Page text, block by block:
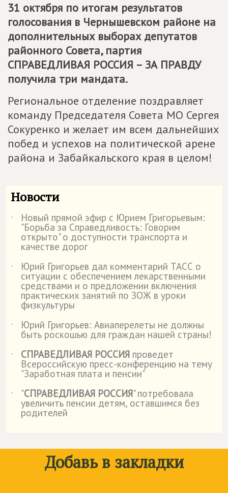
31 октября по итогам результатов
голосования в Чернышевском районе на
дополнительных выборах депутатов
районного Совета, партия
СПРАВЕДЛИВАЯ РОССИЯ – ЗА ПРАВДУ
получила три мандата.
Региональное отделение поздравляет
команду Председателя Совета МО Сергея
Сокуренко и желает им всем дальнейших
побед и успехов на политической арене
района и Забайкальского края в целом!
Новости
˙ Новый прямой эфир с Юрием Григорьевым:
"Борьба за Справедливость: Говорим
открыто" о доступности транспорта и
качестве дорог
˙
Юрий Григорьев дал комментарий ТАСС о
ситуации с обеспечением лекарственными
средствами и о предложении включения
практических занятий по ЗОЖ в уроки
физкультуры
˙
Юрий Григорьев: Авиаперелеты не должны
быть роскошью для граждан нашей страны!
˙
СПРАВЕДЛИВАЯ РОССИЯ проведет
Всероссийскую пресс-конференцию на тему
"Заработная плата и пенсии"
˙
"СПРАВЕДЛИВАЯ РОССИЯ" потребовала
увеличить пенсии детям, оставшимся без
родителей
Добавь в закладки